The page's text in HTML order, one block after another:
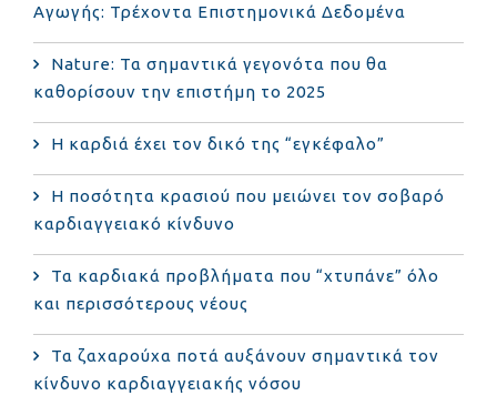
Αγωγής: Τρέχοντα Επιστημονικά Δεδομένα
Nature: Τα σημαντικά γεγονότα που θα
καθορίσουν την επιστήμη το 2025
Η καρδιά έχει τον δικό της “εγκέφαλο”
Η ποσότητα κρασιού που μειώνει τον σοβαρό
καρδιαγγειακό κίνδυνο
Τα καρδιακά προβλήματα που “χτυπάνε” όλο
και περισσότερους νέους
Τα ζαχαρούχα ποτά αυξάνουν σημαντικά τον
κίνδυνο καρδιαγγειακής νόσου